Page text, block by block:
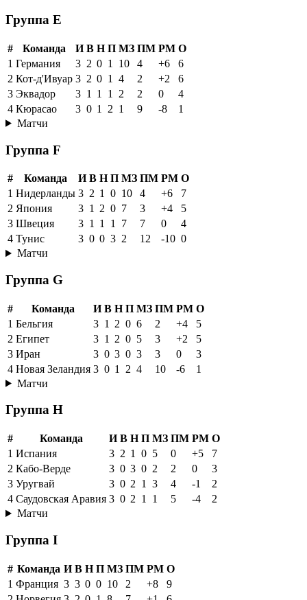
Группа E
# Команда И В Н П МЗ ПМ РМ О
1 Германия 3 2 0 1 10 4 +6
6
2 Кот-д'Ивуар 3 2 0 1 4 2 +2
6
3 Эквадор 3 1 1 1 2 2 0
4
4 Кюрасао 3 0 1 2 1 9 -8
1
Матчи
Группа F
# Команда И В Н П МЗ ПМ РМ О
1 Нидерланды 3 2 1 0 10 4 +6
7
2 Япония 3 1 2 0 7 3 +4
5
3 Швеция 3 1 1 1 7 7 0
4
4 Тунис 3 0 0 3 2 12 -10 0
Матчи
Группа G
# Команда И В Н П МЗ ПМ РМ О
1 Бельгия 3 1 2 0 6 2 +4
5
2 Египет 3 1 2 0 5 3 +2
5
3 Иран 3 0 3 0 3 3 0
3
4 Новая Зеландия 3 0 1 2 4 10 -6
1
Матчи
Группа H
# Команда И В Н П МЗ ПМ РМ О
1 Испания 3 2 1 0 5 0 +5
7
2 Кабо-Верде 3 0 3 0 2 2 0
3
3 Уругвай 3 0 2 1 3 4 -1
2
4 Саудовская Аравия 3 0 2 1 1 5 -4
2
Матчи
Группа I
# Команда И В Н П МЗ ПМ РМ О
1 Франция 3 3 0 0 10 2 +8
9